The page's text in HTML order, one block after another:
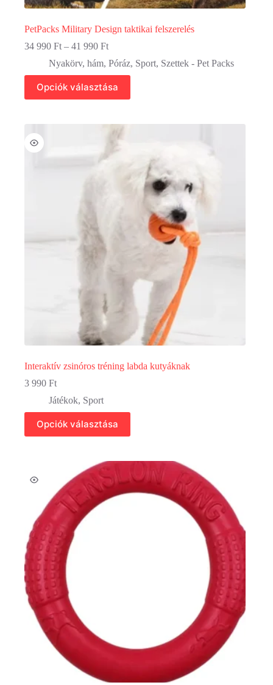
PetPacks Military Design taktikai felszerelés
34 990 Ft – 41 990 FtÁrtartomány:
990 Ft
-
41
990 Ft
Nyakörv, hám, Póráz, Sport, Szettek - Pet Packs
Opciók választása
Ennek
terméknek
variációja
van.
A
változatok
Interaktív zsinóros tréning labda kutyáknak
3 990 Ft
Játékok, Sport
Opciók választása
Ennek
terméknek
A
változatok
termékoldalon
választhatók
ki